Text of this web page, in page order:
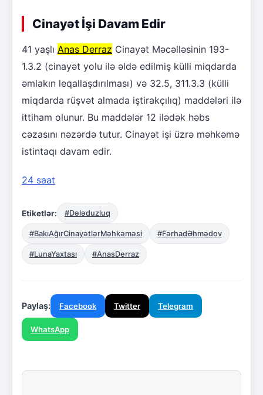
Cinayət İşi Davam Edir
41 yaşlı Anas Derraz Cinayət Məcəlləsinin 193-
1.3.2 (cinayət yolu ilə əldə edilmiş külli miqdarda
əmlakın leqallaşdırılması) və 32.5, 311.3.3 (külli
miqdarda rüşvət almada iştirakçılıq) maddələri ilə
ittiham olunur. Bu maddələr 12 ilədək həbs
cəzasını nəzərdə tutur. Cinayət işi üzrə məhkəmə
istintaqı davam edir.
24 saat
Etiketlər: #Dələduzluq
#BakıAğırCinayətlərMəhkəməsi #FərhadƏhmədov
#LunaYaxtası #AnasDerraz
Paylaş: Facebook Twitter Telegram
WhatsApp